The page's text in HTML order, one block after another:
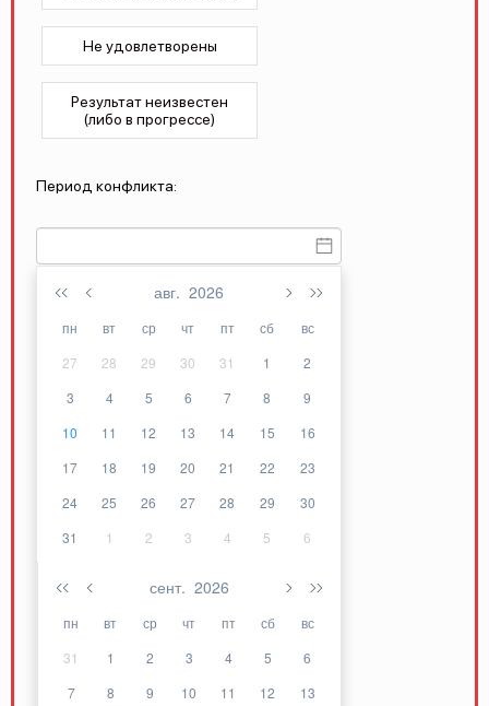
Не удовлетворены
Результат неизвестен
(либо в прогрессе)
Период конфликта:
авг. 2026
пн вт ср чт пт сб
вс
27
28 29 30 31 1
2
3
4 5 6 7 8
9
10
11 12 13 14 15
16
17
18 19 20 21 22
23
24
25 26 27 28 29
30
31
1 2 3 4 5 6
сент. 2026
пн вт ср чт пт сб
вс
31
1 2 3 4 5
6
7
8 9 10 11 12
13